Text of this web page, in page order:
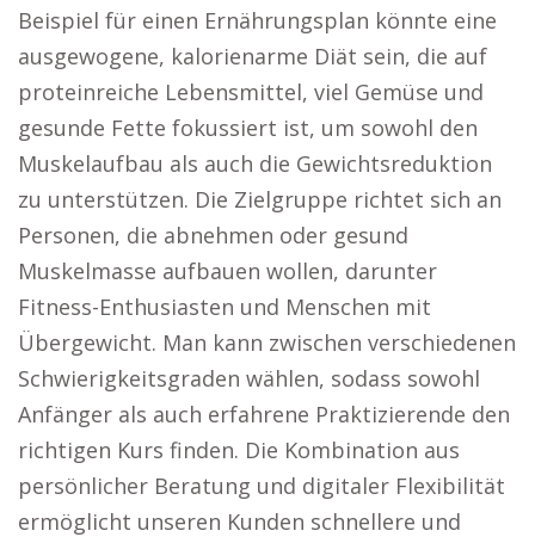
Beispiel für einen Ernährungsplan könnte eine
ausgewogene, kalorienarme Diät sein, die auf
proteinreiche Lebensmittel, viel Gemüse und
gesunde Fette fokussiert ist, um sowohl den
Muskelaufbau als auch die Gewichtsreduktion
zu unterstützen. Die Zielgruppe richtet sich an
Personen, die abnehmen oder gesund
Muskelmasse aufbauen wollen, darunter
Fitness-Enthusiasten und Menschen mit
Übergewicht. Man kann zwischen verschiedenen
Schwierigkeitsgraden wählen, sodass sowohl
Anfänger als auch erfahrene Praktizierende den
richtigen Kurs finden. Die Kombination aus
persönlicher Beratung und digitaler Flexibilität
ermöglicht unseren Kunden schnellere und